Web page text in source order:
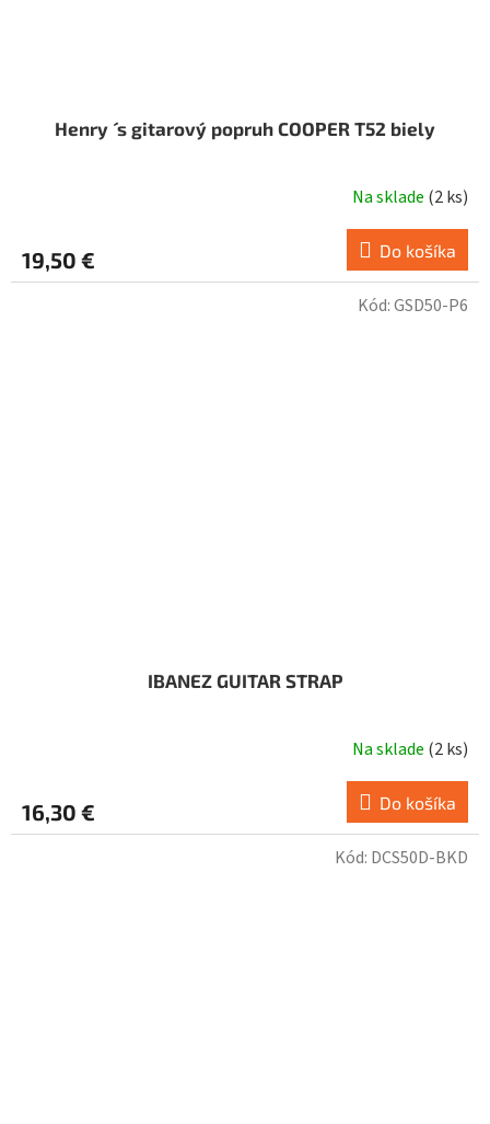
Henry ´ s gitarový popruh COOPER T52 biely
Na sklade (2 ks)
19,50 € Do košíka
IBANEZ GUITAR STRAP
Na sklade (2 ks)
16,30 € Do košíka
Kód:GSD50-P6
Kód: DCS50D-BKD